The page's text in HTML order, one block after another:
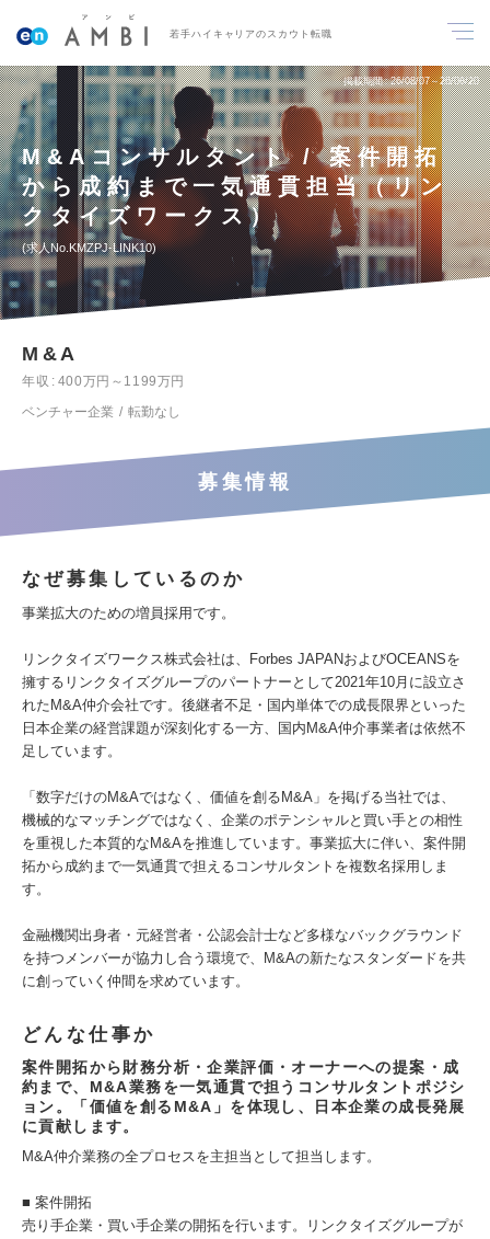
若手ハイキャリアのスカウト転職
掲載期間 26/08/07～26/08/20
M&Aコンサルタント / 案件開拓
から成約まで一気通貫担当（リン
クタイズワークス）
求人No.KMZPJ-LINK10
M&A
年収
400万円～1199万円
ベンチャー企業
転勤なし
募集情報
なぜ募集しているのか
事業拡大のための増員採用です。
リンクタイズワークス株式会社は、Forbes JAPANおよびOCEANSを
擁するリンクタイズグループのパートナーとして2021年10月に設立さ
れたM&A仲介会社です。後継者不足・国内単体での成長限界といった
日本企業の経営課題が深刻化する一方、国内M&A仲介事業者は依然不
足しています。
「数字だけのM&Aではなく、価値を創るM&A」を掲げる当社では、
機械的なマッチングではなく、企業のポテンシャルと買い手との相性
を重視した本質的なM&Aを推進しています。事業拡大に伴い、案件開
拓から成約まで一気通貫で担えるコンサルタントを複数名採用しま
す。
金融機関出身者・元経営者・公認会計士など多様なバックグラウンド
を持つメンバーが協力し合う環境で、M&Aの新たなスタンダードを共
に創っていく仲間を求めています。
どんな仕事か
案件開拓から財務分析・企業評価・オーナーへの提案・成
約まで、M&A業務を一気通貫で担うコンサルタントポジシ
ョン。「価値を創るM&A」を体現し、日本企業の成長発展
に貢献します。
M&A仲介業務の全プロセスを主担当として担当します。
■ 案件開拓
売り手企業・買い手企業の開拓を行います。リンクタイズグループが